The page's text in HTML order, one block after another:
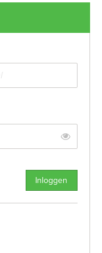
Inloggen